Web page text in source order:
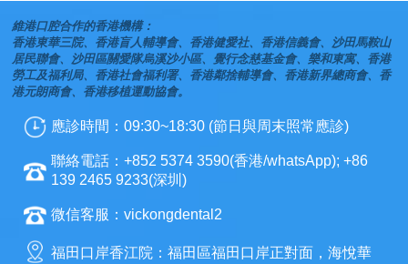
維港口腔合作的香港機構：
香港東華三院、香港盲人輔導會、香港健愛社、香港信義會、沙田馬鞍山
居民聯會、沙田區關愛隊烏溪沙小區、覺行念慈基金會、樂和東寓、香港
勞工及福利局、香港社會福利署、香港鄰捨輔導會、香港新界總商會、香
港元朗商會、香港移植運動協會。
應診時間：09:30~18:30 (節日與周末照常應診)
聯絡電話：+852 5374 3590(香港/whatsApp); +86
139 2465 9233(深圳)
微信客服：vickongdental2
福田口岸香江院：福田區福田口岸正對面，海悅華